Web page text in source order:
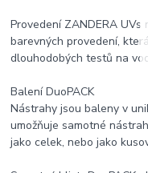
Provedení ZANDERA
barevných provedení,
dlouhodobých testů na
Balení DuoPACK
Nástrahy jsou baleny v
umožňuje samotné
jako celek, nebo jako